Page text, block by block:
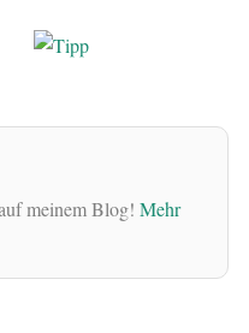
meinem Blog! Mehr